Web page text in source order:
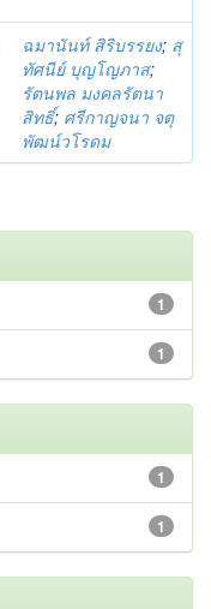
ฉมานันท์ สิริบรรยง; สุ
ทัศนีย์ บุญโญภาส;
รัตนพล มงคลรัตนา
สิทธิ์; ศรีกาญจนา จตุ
พัฒน์วโรดม
1
1
1
1